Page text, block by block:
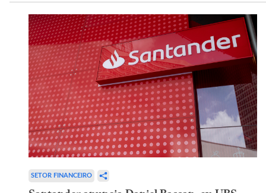
SETOR FINANCEIRO